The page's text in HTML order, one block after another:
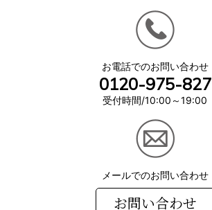
お電話でのお問い合わせ
0120-975-827
受付時間/10:00～19:00
メールでのお問い合わせ
お問い合わせ